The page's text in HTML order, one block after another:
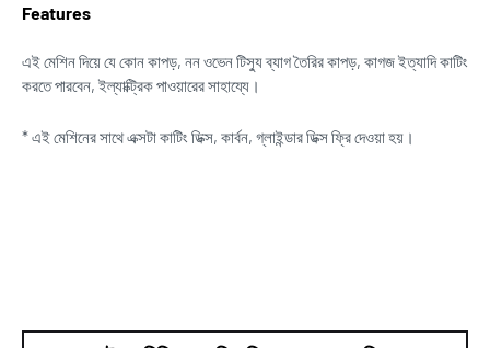
Features
এই মেশিন দিয়ে যে কোন কাপড়, নন ওভেন টিস্যু ব্যাগ তৈরির কাপড়, কাগজ ইত্যাদি কাটিং
করতে পারবেন, ইল্যাক্ট্রিক পাওয়ারের সাহায্যে।
* এই মেশিনের সাথে এক্সটা কাটিং ডিক্স, কার্বন, গ্লাইন্ডার ডিক্স ফ্রি দেওয়া হয়।